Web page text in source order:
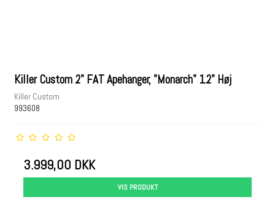
Killer Custom 2" FAT Apehanger, "Monarch" 12" Høj
Killer Custom
993608
3.999,00 DKK
VIS PRODUKT